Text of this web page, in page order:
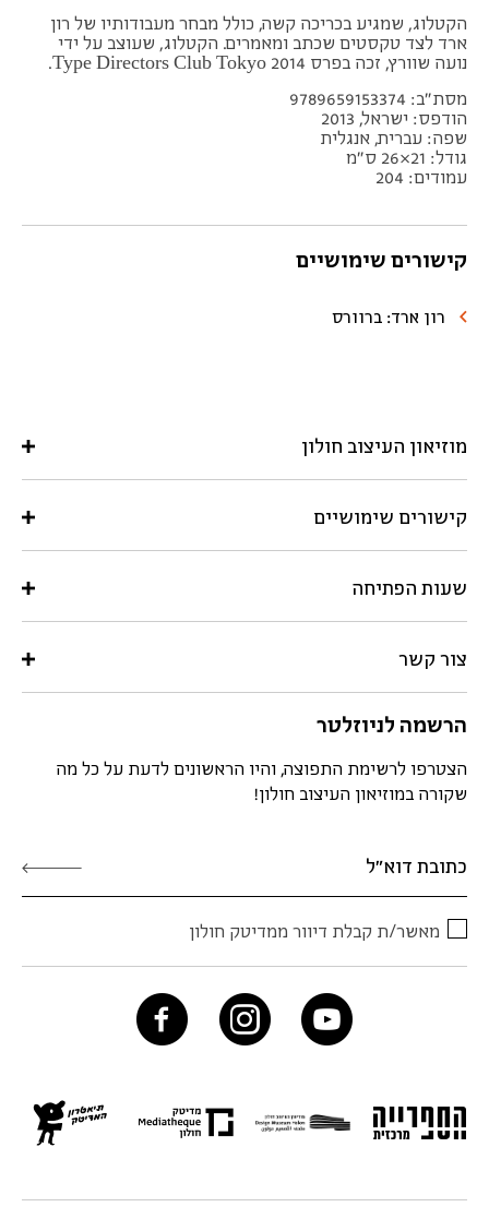
הקטלוג, שמגיע בכריכה קשה, כולל מבחר מעבודותיו של רון
ארד לצד טקסטים שכתב ומאמרים. הקטלוג, שעוצב על ידי
נועה שוורץ, זכה בפרס Type Directors Club Tokyo 2014.
מסת"ב: 9789659153374
הודפס: ישראל, 2013
שפה: עברית, אנגלית
גודל: 21×26 ס"מ
עמודים: 204
קישורים שימושיים
רון ארד: ברוורס
מוזיאון העיצוב חולון
קישורים שימושיים
שעות הפתיחה
צור קשר
הרשמה לניוזלטר
הצטרפו לרשימת התפוצה, והיו הראשונים לדעת על כל מה
שקורה במוזיאון העיצוב חולון!
מאשר/ת קבלת דיוור ממדיטק חולון